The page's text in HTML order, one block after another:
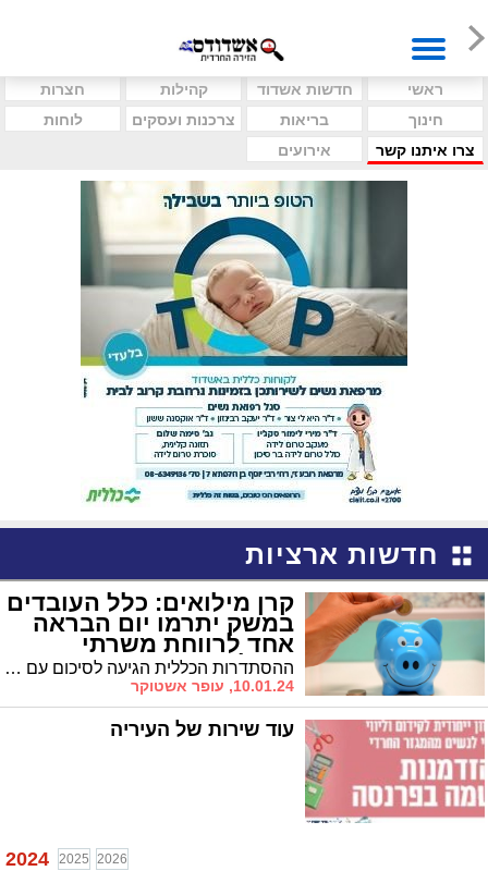
ראשי חדשות אשדוד קהילות
חצרות
חינוך
בריאות צרכנות ועסקים
לוחות
צרו איתנו קשר
אירועים
חדשות ארציות
קרן מילואים: כלל העובדים
במשק יתרמו יום הבראה
אחד לרווחת משרתי
המילואים ההסתדרות הכללית הגיעה לסיכום עם האוצר על שכר המינימום, שיעלה כמתוכנן בחודש אפריל, כמו כן קרנות הפנסיה וההשתלמות לא ייפגעו - עוד בסיכומים, נקבע כי כלל העובדים במשק יתרמו יום הבראה אחד לטובת קרן מילואים
10.01.24, עופר אשטוקר
עוד שירות של העיריה
2024 2025 2026